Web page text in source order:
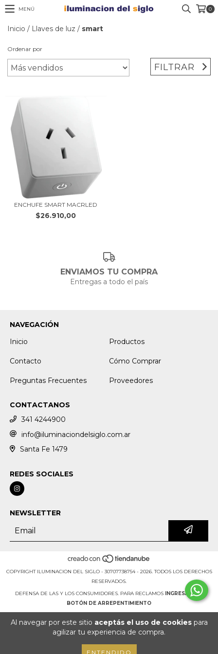
Al navegar por este sitio aceptás el uso de cookiespara
agilizar tu experiencia de compra.
ENTENDIDO
MENÚ 0
Inicio / Llaves de luz / smart
Ordenar por
FILTRAR
ENCHUFE SMART MACRLED
$26.910,00
ENVIAMOS TU COMPRA
Entregas a todo el país
NAVEGACIÓN
Inicio
Productos
Contacto Cómo Comprar
Preguntas Frecuentes Proveedores
CONTACTANOS
341 4244900
info@iluminaciondelsiglo.com.ar
Santa Fe 1479
REDES SOCIALES
NEWSLETTER
COPYRIGHT ILUMINACION DEL SIGLO - 30707738754 - 2026. TODOS LOS DERECHOS
RESERVADOS.
DEFENSA DE LAS Y LOS CONSUMIDORES. PARA RECLAMOS INGRESÁ ACÁ.
BOTÓN DE ARREPENTIMIENTO